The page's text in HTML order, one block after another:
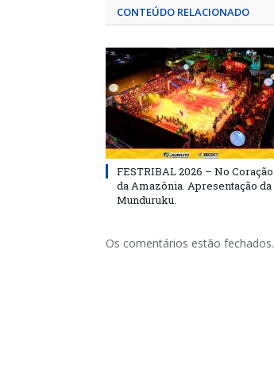
CONTEÚDO RELACIONADO
FESTRIBAL 2026 – No Coração
da Amazônia. Apresentação da
Munduruku.
Os comentários estão fechados.